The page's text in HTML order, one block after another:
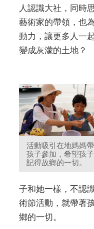
人認識大社，同時
藝術家的帶領，也
動力，讓更多人一
變成灰濛的土地？
活動吸引在地媽媽
孩子參加，希望孩
記得故鄉的一切。
子和她一樣，不認
術節活動，就帶著
鄉的一切。